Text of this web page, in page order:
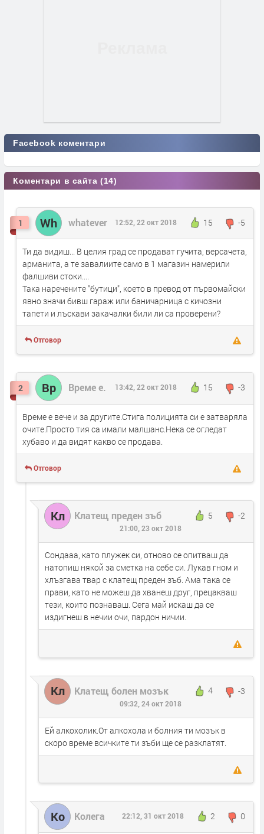
Facebook коментари
Коментари в сайта (14)
1 Wh whatever 15 -5
12:52, 22 окт 2018
Ти да видиш... В целия град се продават гучита, версачета,
арманита, а те завалиите само в 1 магазин намерили
фалшиви стоки....
Така наречените "бутици", което в превод от първомайски
явно значи бивш гараж или баничарница с кичозни
тапети и лъскави закачалки били ли са проверени?
Отговор
2 Вр Време е. 15 -3
13:42, 22 окт 2018
Време е вече и за другите.Стига полицията си е затваряла
очите.Просто тия са имали малшанс.Нека се огледат
хубаво и да видят какво се продава.
Отговор
Кл Клатещ преден зъб 5 -2
21:00, 23 окт 2018
Сондааа, като плужек си, отново се опитваш да
натопиш някой за сметка на себе си. Лукав гном и
хлъзгава твар с клатещ преден зъб. Ама така се
прави, като не можеш да хванеш друг, прецакваш
тези, които познаваш. Сега май искаш да се
издигнеш в нечии очи, пардон ничии.
Кл Клатещ болен мозък 4 -3
09:32, 24 окт 2018
Ей алкохолик.От алкохола и болния ти мозък в
скоро време всичките ти зъби ще се разклатят.
Ко Колега 2 0
22:12, 31 окт 2018